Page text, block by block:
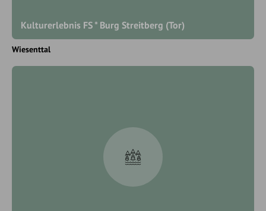
Kulturerlebnis FS * Burg Streitberg (Tor)
Wiesenttal